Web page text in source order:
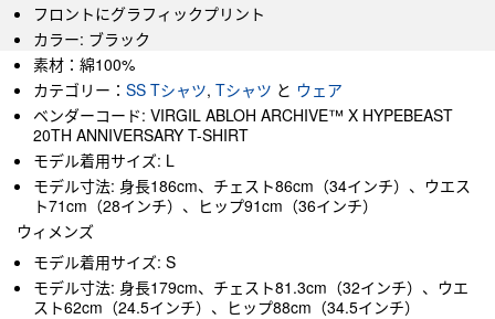
フロントにグラフィックプリント
カラー: ブラック
素材：綿100%
カテゴリー： SS Tシャツ, Tシャツ と ウェア
ベンダーコード: VIRGIL ABLOH ARCHIVE™ X HYPEBEAST
20TH ANNIVERSARY T-SHIRT
モデル着用サイズ: L
モデル寸法: 身長186cm、チェスト86cm（34インチ）、ウエス
ト71cm（28インチ）、ヒップ91cm（36インチ）
ウィメンズ
モデル着用サイズ: S
モデル寸法: 身長179cm、チェスト81.3cm（32インチ）、ウエ
スト62cm（24.5インチ）、ヒップ88cm（34.5インチ）